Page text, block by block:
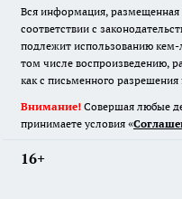
Вся информация, размещенная
соответствии с
подлежит использованию
том числе воспроизведению,
как с письменного разрешения
Внимание! Совершая любые
принимаете условия «
16+